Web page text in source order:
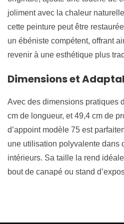
joliment avec la chaleur
cette peinture peut être
un ébéniste compétent, offrant
revenir à une esthétique plus
Dimensions et
Avec des dimensions pratiques
cm de longueur, et 49,4 cm de
d’appoint modèle 75 est
une utilisation polyvalente dans
intérieurs. Sa taille la rend
bout de canapé ou stand